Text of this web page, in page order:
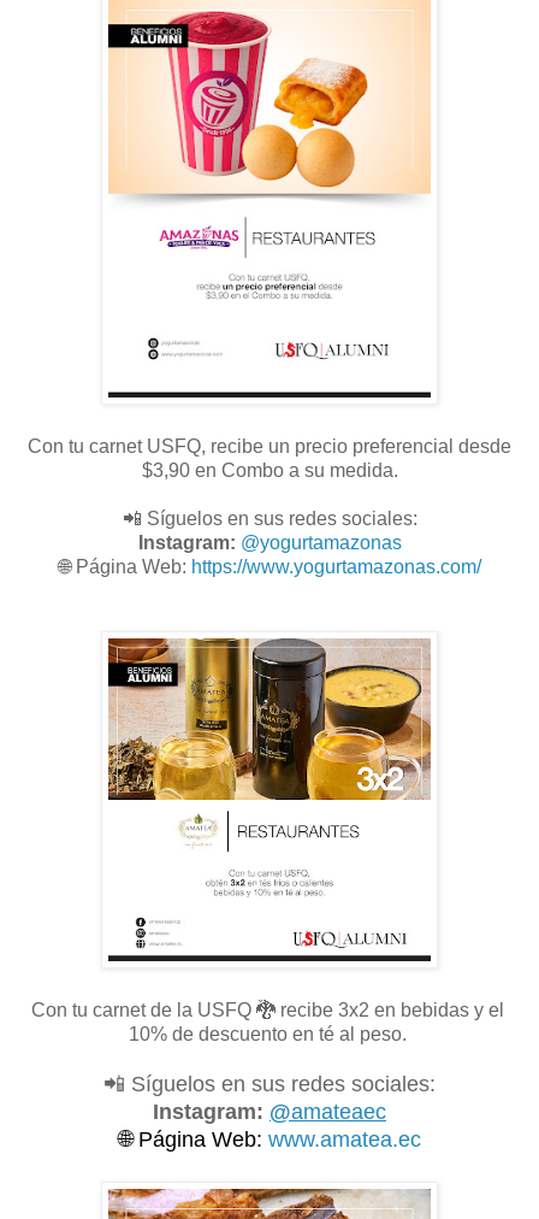
Con tu carnet USFQ, recibe un precio preferencial desde
$3,90 en Combo a su medida.
📲 Síguelos en sus redes sociales:
Instagram: @yogurtamazonas
🌐 Página Web: https://www.yogurtamazonas.com/
Con tu carnet de la USFQ 🐉 recibe 3x2 en bebidas y el
10% de descuento en té al peso.
📲 Síguelos en sus redes sociales:
Instagram: @amateaec
🌐 Página Web: www.amatea.ec